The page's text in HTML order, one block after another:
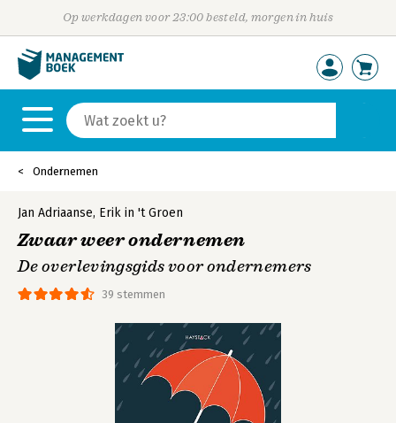
Op werkdagen voor 23:00 besteld, morgen in huis
Ondernemen
39 stemmen
Jan Adriaanse, Erik in 't Groen
Zwaar weer ondernemen
De overlevingsgids voor ondernemers